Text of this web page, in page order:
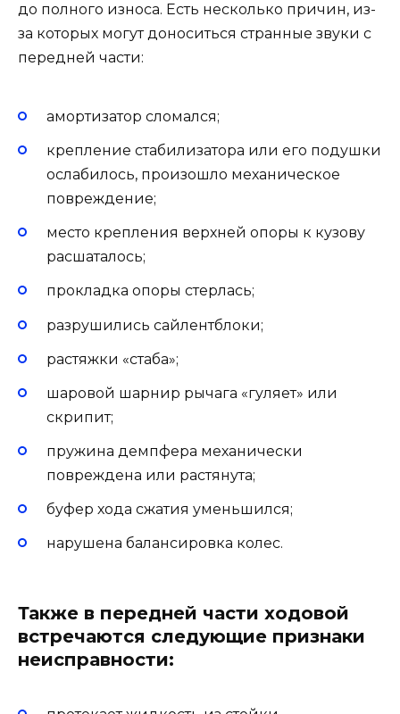
до полного износа. Есть несколько причин, из-
за которых могут доноситься странные звуки с
передней части:
амортизатор сломался;
крепление стабилизатора или его подушки
ослабилось, произошло механическое
повреждение;
место крепления верхней опоры к кузову
расшаталось;
прокладка опоры стерлась;
разрушились сайлентблоки;
растяжки «стаба»;
шаровой шарнир рычага «гуляет» или
скрипит;
пружина демпфера механически
повреждена или растянута;
буфер хода сжатия уменьшился;
нарушена балансировка колес.
Также в передней части ходовой
встречаются следующие признаки
неисправности: